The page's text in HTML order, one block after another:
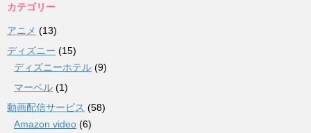
カテゴリー
アニメ (13)
ディズニー (15)
ディズニーホテル (9)
マーベル (1)
動画配信サービス (58)
Amazon video (6)